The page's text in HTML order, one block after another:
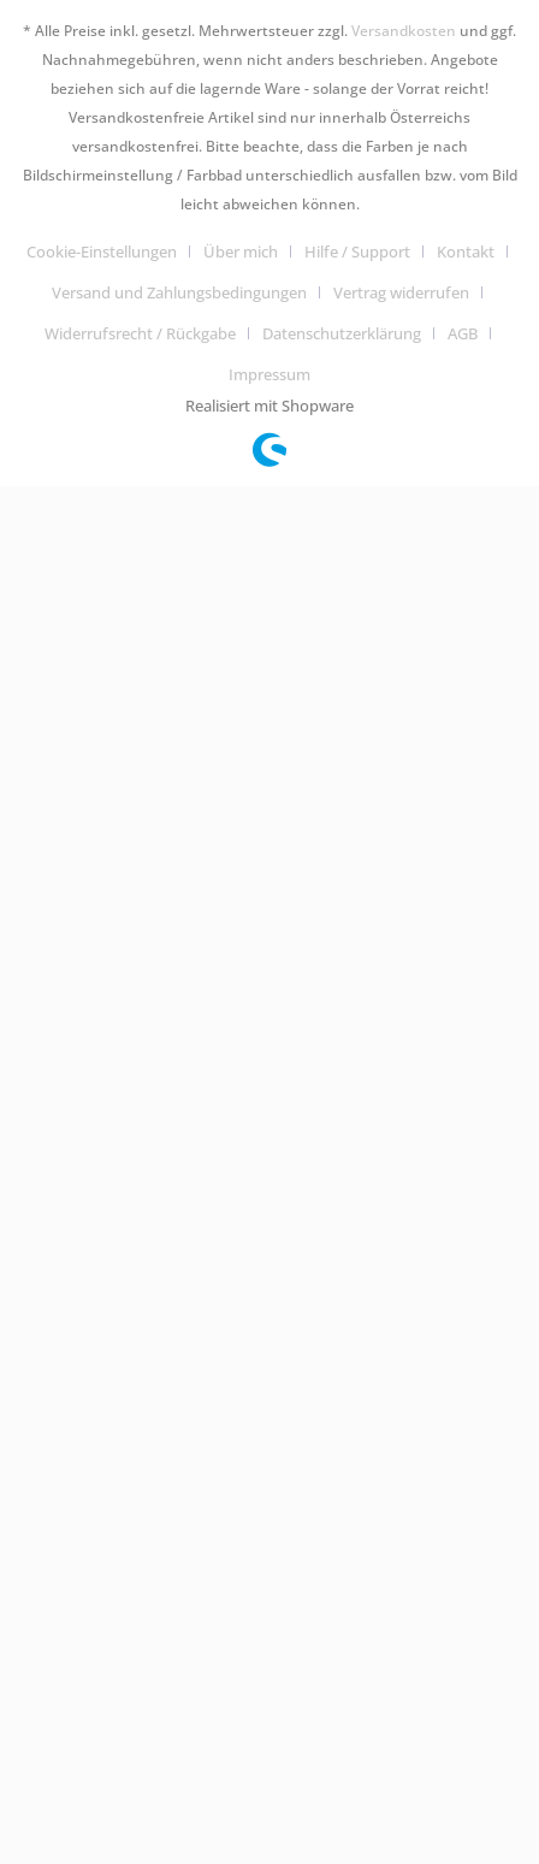
* Alle Preise inkl. gesetzl. Mehrwertsteuer zzgl.Versandkosten und ggf.
Nachnahmegebühren, wenn nicht anders beschrieben. Angebote
beziehen sich auf die lagernde Ware - solange der Vorrat reicht!
Versandkostenfreie Artikel sind nur innerhalb Österreichs
versandkostenfrei. Bitte beachte, dass die Farben je nach
Bildschirmeinstellung / Farbbad unterschiedlich ausfallen bzw. vom Bild
leicht abweichen können.
Cookie-Einstellungen Über mich Hilfe / Support
Kontakt
Versand und Zahlungsbedingungen
Vertrag widerrufen
Widerrufsrecht / Rückgabe
Datenschutzerklärung
AGB
Impressum
Realisiert mit Shopware